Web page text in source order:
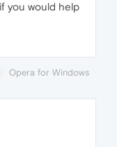
you would help
Opera for Windows